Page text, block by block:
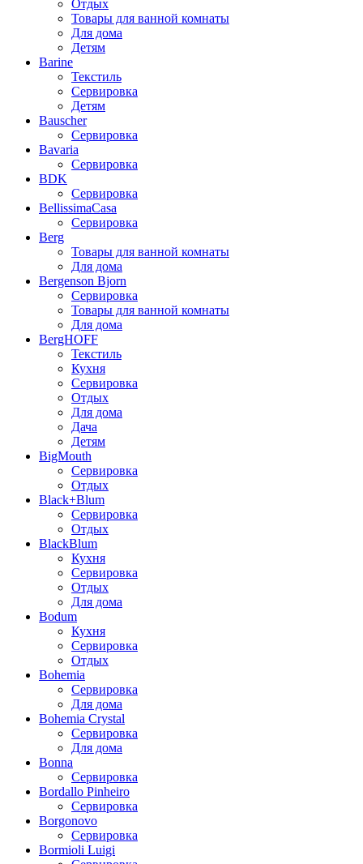
Отдых
Товары для ванной комнаты
Для дома
Детям
Barine
Текстиль
Сервировка
Детям
Bauscher
Сервировка
Bavaria
Сервировка
BDK
Сервировка
BellissimaCasa
Сервировка
Berg
Товары для ванной комнаты
Для дома
Bergenson Bjorn
Сервировка
Товары для ванной комнаты
Для дома
BergHOFF
Текстиль
Кухня
Сервировка
Отдых
Для дома
Дача
Детям
BigMouth
Сервировка
Отдых
Black+Blum
Сервировка
Отдых
BlackBlum
Кухня
Сервировка
Отдых
Для дома
Bodum
Кухня
Сервировка
Отдых
Bohemia
Сервировка
Для дома
Bohemia Crystal
Сервировка
Для дома
Bonna
Сервировка
Bordallo Pinheiro
Сервировка
Borgonovo
Сервировка
Bormioli Luigi